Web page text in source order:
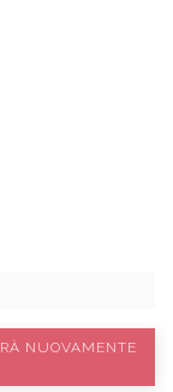
NUOVAMENTE